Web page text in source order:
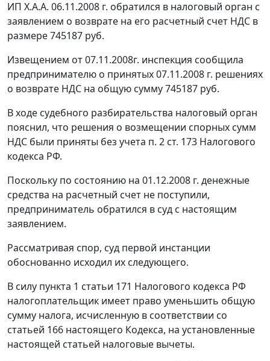
ИП Х.А.А. 06.11.2008 г. обратился в налоговый орган с
заявлением о возврате на его расчетный счет НДС в
размере 745187 руб.
Извещением от 07.11.2008г. инспекция сообщила
предпринимателю о принятых 07.11.2008 г. решениях
о возврате НДС на общую сумму 745187 руб.
В ходе судебного разбирательства налоговый орган
пояснил, что решения о возмещении спорных сумм
НДС были приняты без учета п. 2 ст. 173 Налогового
кодекса РФ.
Поскольку по состоянию на 01.12.2008 г. денежные
средства на расчетный счет не поступили,
предприниматель обратился в суд с настоящим
заявлением.
Рассматривая спор, суд первой инстанции
обоснованно исходил их следующего.
В силу пункта 1 статьи 171 Налогового кодекса РФ
налогоплательщик имеет право уменьшить общую
сумму налога, исчисленную в соответствии со
статьей 166 настоящего Кодекса, на установленные
настоящей статьей налоговые вычеты.